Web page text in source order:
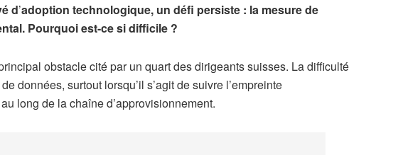
d’adoption technologique, un défi persiste : la mesure de
Pourquoi est-ce si difficile ?
obstacle cité par un quart des dirigeants suisses. La difficulté
données, surtout lorsqu’il s’agit de suivre l’empreinte
long de la chaîne d’approvisionnement.